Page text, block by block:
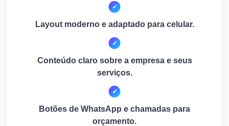
Layout moderno e adaptado para celular.
Conteúdo claro sobre a empresa e seus
serviços.
Botões de WhatsApp e chamadas para
orçamento.